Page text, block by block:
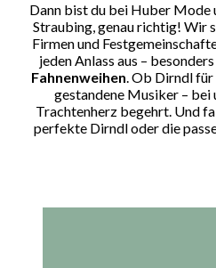
Dann bist du bei Huber Mode
Straubing, genau richtig! Wir
Firmen und
jeden Anlass aus –
Fahnenweihen. Ob Dirndl für
gestandene Musiker – bei
Trachtenherz begehrt. Und
perfekte Dirndl oder die